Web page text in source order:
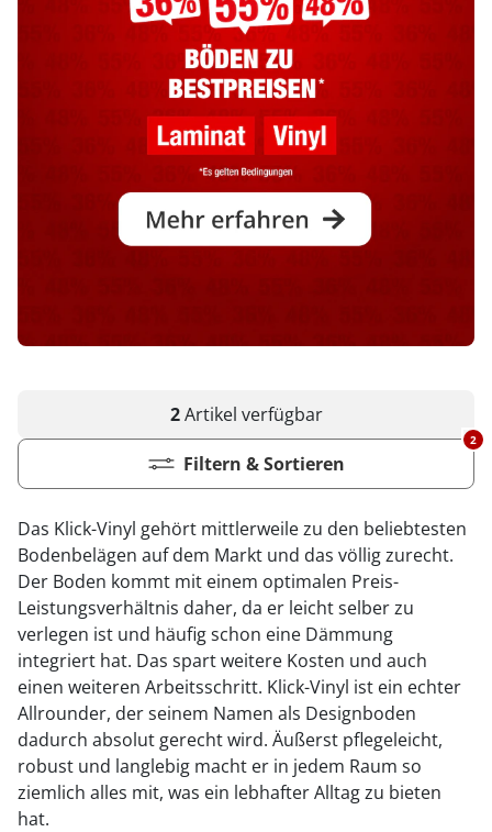
2Artikel verfügbar
Filtern & Sortieren
2
Das Klick-Vinyl gehört mittlerweile zu den beliebtesten
Bodenbelägen auf dem Markt und das völlig zurecht.
Der Boden kommt mit einem optimalen Preis-
Leistungsverhältnis daher, da er leicht selber zu
verlegen ist und häufig schon eine Dämmung
integriert hat. Das spart weitere Kosten und auch
einen weiteren Arbeitsschritt. Klick-Vinyl ist ein echter
Allrounder, der seinem Namen als Designboden
dadurch absolut gerecht wird. Äußerst pflegeleicht,
robust und langlebig macht er in jedem Raum so
ziemlich alles mit, was ein lebhafter Alltag zu bieten
hat.